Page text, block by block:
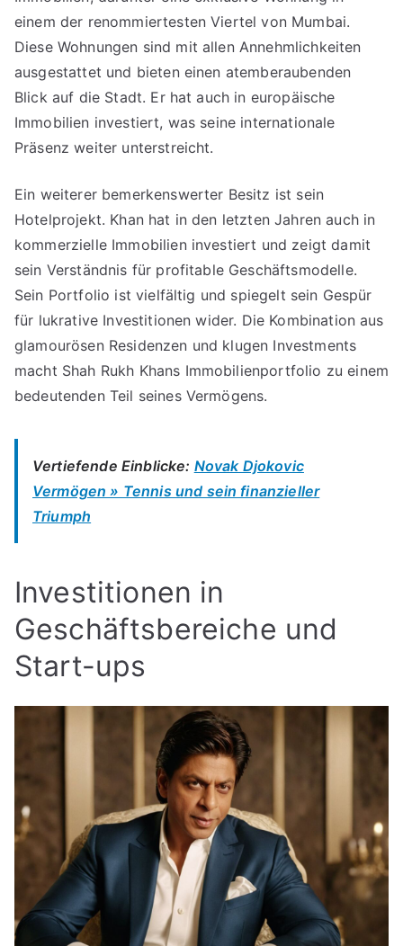
einem der renommiertesten Viertel von Mumbai.
Diese Wohnungen sind mit allen Annehmlichkeiten
ausgestattet und bieten einen atemberaubenden
Blick auf die Stadt. Er hat auch in europäische
Immobilien investiert, was seine internationale
Präsenz weiter unterstreicht.
Ein weiterer bemerkenswerter Besitz ist sein
Hotelprojekt. Khan hat in den letzten Jahren auch in
kommerzielle Immobilien investiert und zeigt damit
sein Verständnis für profitable Geschäftsmodelle.
Sein Portfolio ist vielfältig und spiegelt sein Gespür
für lukrative Investitionen wider. Die Kombination aus
glamourösen Residenzen und klugen Investments
macht Shah Rukh Khans Immobilienportfolio zu einem
bedeutenden Teil seines Vermögens.
Vertiefende Einblicke: Novak Djokovic
Vermögen » Tennis und sein finanzieller
Triumph
Investitionen in
Geschäftsbereiche und
Start-ups